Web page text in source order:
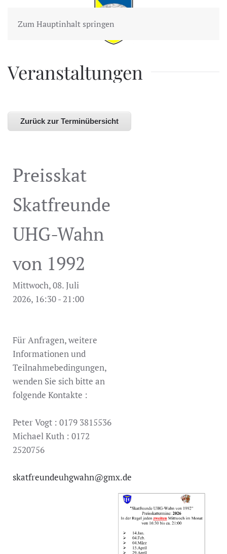
Zum Hauptinhalt springen
Veranstaltungen
Zurück zur Terminübersicht
Preisskat
Skatfreunde
UHG-Wahn
von 1992
Mittwoch, 08. Juli
2026, 16:30 - 21:00
Für Anfragen, weitere
Informationen und
Teilnahmebedingungen,
wenden Sie sich bitte an
folgende Kontakte :
Peter Vogt : 0179 3815536
Michael Kuth : 0172
2520756
skatfreundeuhgwahn@gmx.de